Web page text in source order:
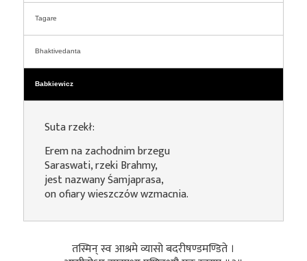
Tagare
Bhaktivedanta
Babkiewicz
Suta rzekł:
Erem na zachodnim brzegu
Saraswati, rzeki Brahmy,
jest nazwany Śamjaprasa,
on ofiary wieszczów wzmacnia.
तस्मिन् स्व आश्रमे व्यासो बदरीषण्डमण्डिते ।